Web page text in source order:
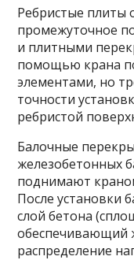
Ребристые плиты
промежуточное
и плитными
помощью крана
элементами, но
точности
ребристой
Балочные
железобетонных
поднимают
После установки
слой бетона
обеспечивающий
распределение